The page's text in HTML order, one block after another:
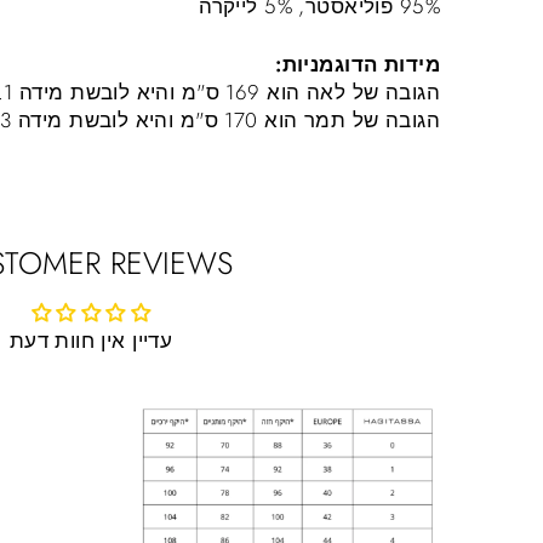
95% פוליאסטר, 5% לייקרה
מידות הדוגמניות:
הגובה של לאה הוא 169 ס"מ והיא לובשת מידה 1.
הגובה של תמר הוא 170 ס"מ והיא לובשת מידה 3.
REVIEWS
עדיין אין חוות דעת